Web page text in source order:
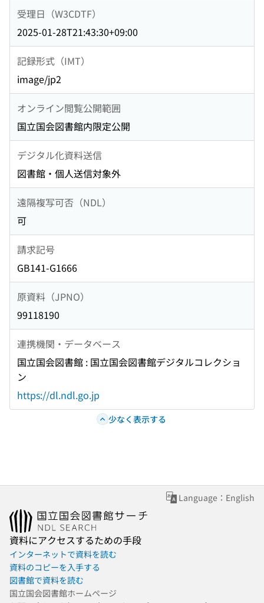
受理日（W3CDTF）
2025-01-28T21:43:30+09:00
記録形式（IMT）
image/jp2
オンライン閲覧公開範囲
国立国会図書館内限定公開
デジタル化資料送信
図書館・個人送信対象外
遠隔複写可否（NDL）
可
請求記号
GB141-G1666
原資料（JPNO）
99118190
連携機関・データベース
国立国会図書館 : 国立国会図書館デジタルコレクショ
ン
https://dl.ndl.go.jp
少なく表示する
Language：English
資料にアクセスするための手段
インターネットで資料を読む
資料のコピーを入手する
図書館で資料を読む
国立国会図書館ホームページ